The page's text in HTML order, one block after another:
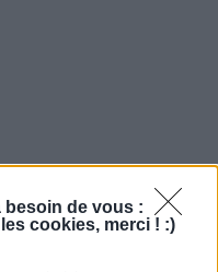
besoin de vous :
cookies, merci ! :)